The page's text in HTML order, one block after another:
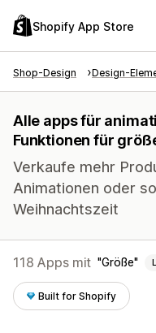
Shopify App Store
Shop-Design Design-
Alle apps für
Funktionen für
Verkaufe mehr
Animationen oder
Weihnachtszeit
118 Apps mit Größe
Built for Shopify